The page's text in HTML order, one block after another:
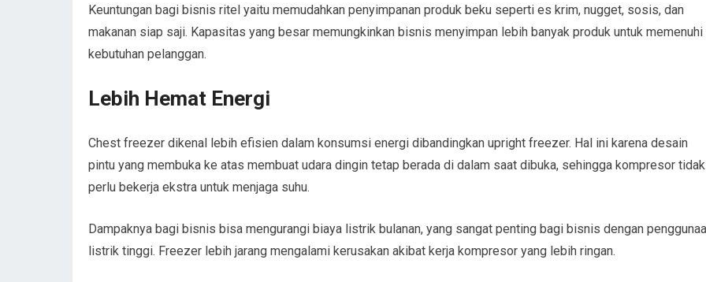
Keuntungan bagi bisnis ritel yaitu memudahkan penyimpanan produk beku seperti es krim, nugget, sosis, dan
makanan siap saji. Kapasitas yang besar memungkinkan bisnis menyimpan lebih banyak produk untuk memenuhi
kebutuhan pelanggan.
Lebih Hemat Energi
Chest freezer dikenal lebih efisien dalam konsumsi energi dibandingkan upright freezer. Hal ini karena desain
pintu yang membuka ke atas membuat udara dingin tetap berada di dalam saat dibuka, sehingga kompresor tidak
perlu bekerja ekstra untuk menjaga suhu.
Dampaknya bagi bisnis bisa mengurangi biaya listrik bulanan, yang sangat penting bagi bisnis dengan
listrik tinggi. Freezer lebih jarang mengalami kerusakan akibat kerja kompresor yang lebih ringan.